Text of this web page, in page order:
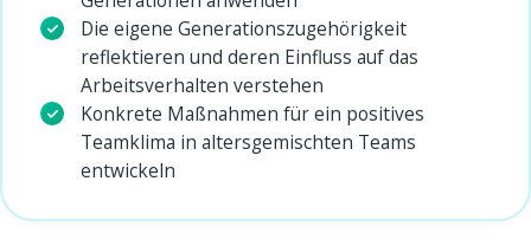
Die eigene Generationszugehörigkeit
reflektieren und deren Einfluss auf das
Arbeitsverhalten verstehen
Konkrete Maßnahmen für ein positives
Teamklima in altersgemischten Teams
entwickeln